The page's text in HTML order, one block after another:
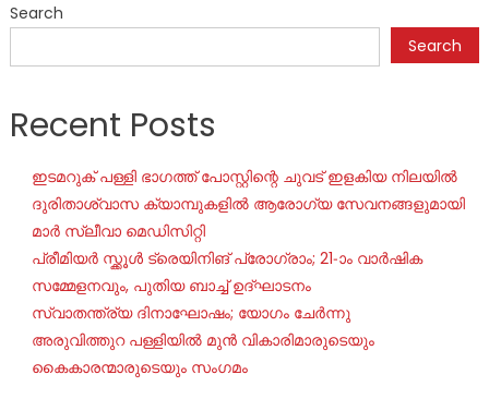
Search
Search
Recent Posts
ഇടമറുക് പള്ളി ഭാഗത്ത്‌ പോസ്റ്റിന്റെ ചുവട് ഇളകിയ നിലയിൽ
ദുരിതാശ്വാസ ക്യാമ്പുകളിൽ ആരോഗ്യ സേവനങ്ങളുമായി
മാർ സ്ലീവാ മെഡിസിറ്റി
പ്രീമിയർ സ്ക്കൂൾ ട്രെയിനിങ് പ്രോഗ്രാം; 21-ാം വാർഷിക
സമ്മേളനവും, പുതിയ ബാച്ച് ഉദ്ഘാടനം
സ്വാതന്ത്ര്യ ദിനാഘോഷം; യോഗം ചേർന്നു
അരുവിത്തുറ പള്ളിയിൽ മുൻ വികാരിമാരുടെയും
കൈകാരന്മാരുടെയും സംഗമം